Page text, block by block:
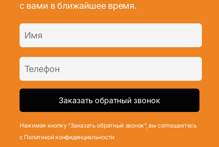
с вами в ближайшее время.
Нажимая кнопку “Заказать обратный звонок”, вы соглашаетесь
с Политикой конфиденциальности